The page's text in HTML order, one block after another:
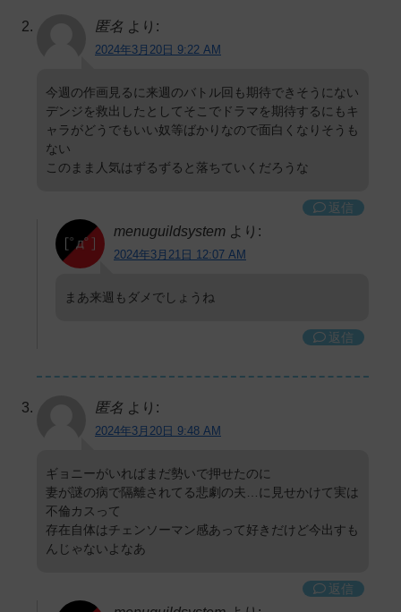
匿名 より:
2024年3月20日 9:22 AM
今週の作画見るに来週のバトル回も期待できそうにない
デンジを救出したとしてそこでドラマを期待するにもキ
ャラがどうでもいい奴等ばかりなので面白くなりそうも
ない
このまま人気はずるずると落ちていくだろうな
返信
menuguildsystem より:
2024年3月21日 12:07 AM
まあ来週もダメでしょうね
返信
匿名 より:
2024年3月20日 9:48 AM
ギョニーがいればまだ勢いで押せたのに
妻が謎の病で隔離されてる悲劇の夫…に見せかけて実は
不倫カスって
存在自体はチェンソーマン感あって好きだけど今出すも
んじゃないよなあ
返信